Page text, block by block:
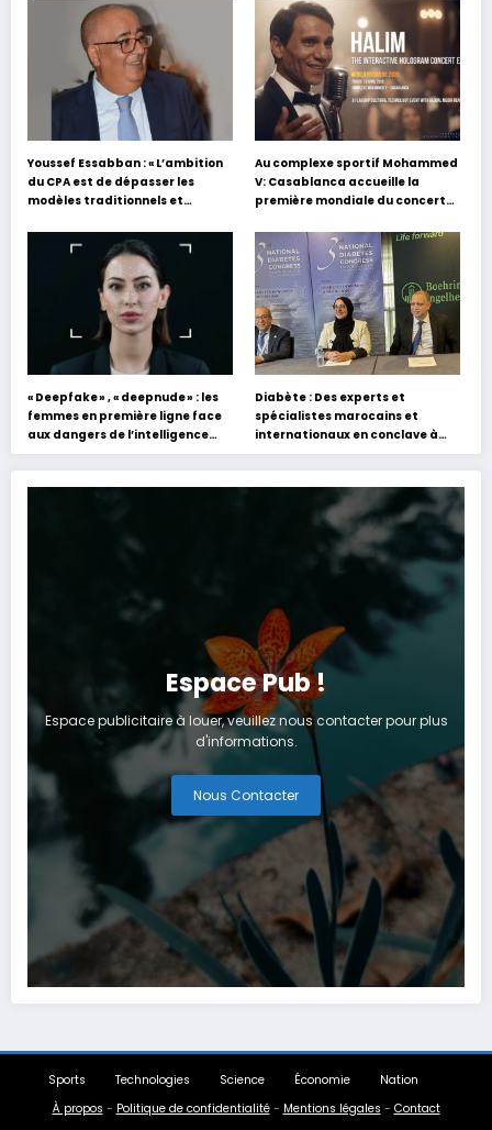
Youssef Essabban : « L’ambition
du CPA est de dépasser les
modèles traditionnels et
s’appuyant sur le partage des
expériences »
Au complexe sportif Mohammed
V: Casablanca accueille la
première mondiale du concert
Hafez
« Deepfake » , « deepnude » : les
femmes en première ligne face
aux dangers de l’intelligence
artificielle
Diabète : Des experts et
spécialistes marocains et
internationaux en conclave à
Tanger
Espace Pub !
Espace publicitaire à louer, veuillez nous contacter pour plus
d'informations.
Nous Contacter
Sports Technologies Science Économie
Nation
À propos - Politique de confidentialité- Mentions légales - Contact